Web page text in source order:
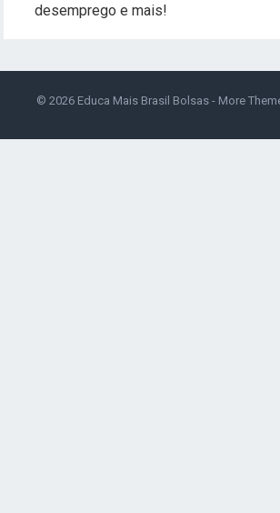
desemprego e mais!
© 2026 Educa Mais Brasil Bolsas - More